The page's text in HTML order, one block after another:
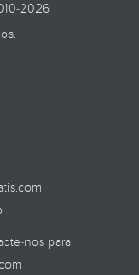
2026
nos para
.